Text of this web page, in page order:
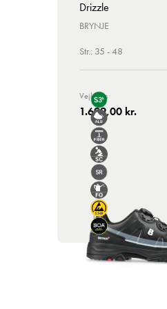
Drizzle
BRYNJE
Str.: 35 - 48
Vejl. Pris
1.699,00 kr.